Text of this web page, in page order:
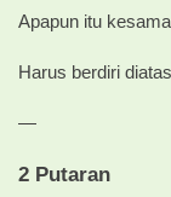
Apapun itu
Harus berdiri
—
2 Putaran